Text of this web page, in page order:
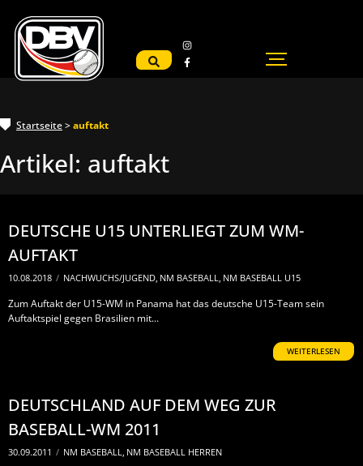
Startseite>auftakt
Artikel: auftakt
DEUTSCHE U15 UNTERLIEGT ZUM WM-
AUFTAKT
10.08.2018 / NACHWUCHS/JUGEND, NM BASEBALL, NM BASEBALL U15
Zum Auftakt der U15-WM in Panama hat das deutsche U15-Team sein
Auftaktspiel gegen Brasilien mit...
WEITERLESEN
DEUTSCHLAND AUF DEM WEG ZUR
BASEBALL-WM 2011
30.09.2011 / NM BASEBALL, NM BASEBALL HERREN